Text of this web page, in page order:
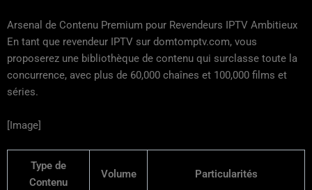
Arsenal de Contenu Premium pour Revendeurs IPTV Ambitieux
En tant que revendeur IPTV sur domtomptv.com, vous
proposerez une bibliothèque de contenu qui surclasse toute la
concurrence, avec plus de 60,000 chaînes et 100,000 films et
séries.
[Image]
Type de
Contenu
Volume Particularités